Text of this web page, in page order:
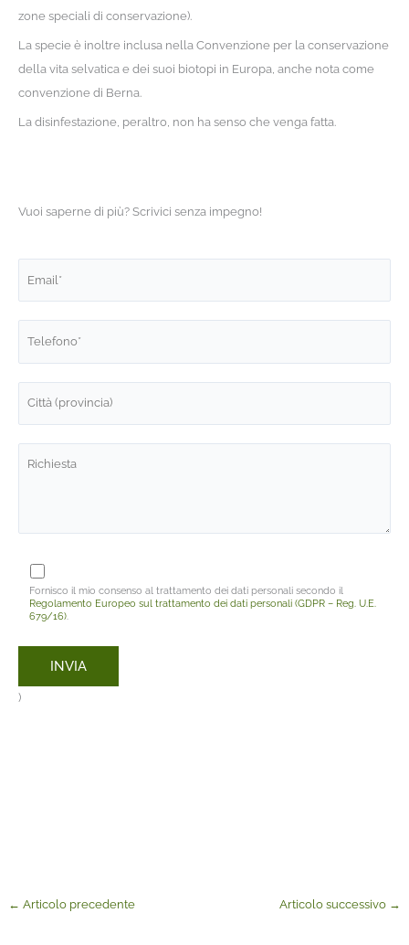
zone speciali di conservazione).
La specie è inoltre inclusa nella Convenzione per la conservazione
della vita selvatica e dei suoi biotopi in Europa, anche nota come
convenzione di Berna.
La disinfestazione, peraltro, non ha senso che venga fatta.
Vuoi saperne di più? Scrivici senza impegno!
Fornisco il mio consenso al trattamento dei dati personali secondo il
Regolamento Europeo sul trattamento dei dati personali (GDPR – Reg. U.E.
679/16).
)
← Articolo precedente Articolo successivo →